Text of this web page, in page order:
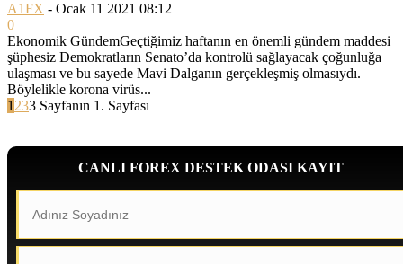
A1FX - Ocak 11 2021 08:12
0
Ekonomik GündemGeçtiğimiz haftanın en önemli gündem maddesi
şüphesiz Demokratların Senato’da kontrolü sağlayacak çoğunluğa
ulaşması ve bu sayede Mavi Dalganın gerçekleşmiş olmasıydı.
Böylelikle korona virüs...
1 233 Sayfanın 1. Sayfası
CANLI FOREX DESTEK ODASI KAYIT